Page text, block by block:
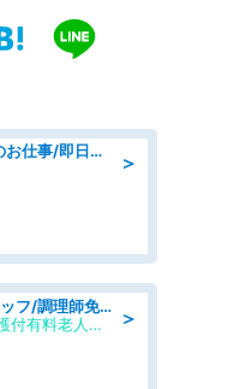
＞
営業/商社でのルート営業のお仕事/即日勤務可/車通勤可/営業
＞
「残業ほぼなし」調理スタッフ/調理師免許必須/正職員/日勤のみ/介護付き有料老人ホーム/社会保障完備
群馬郵便逓送 株式会社/介護付有料老人ホーム ふる里